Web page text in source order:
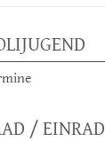
/ EINRAD